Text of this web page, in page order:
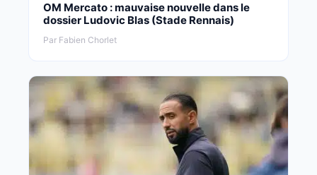
OM Mercato : mauvaise nouvelle dans le
dossier Ludovic Blas (Stade Rennais)
Par Fabien Chorlet